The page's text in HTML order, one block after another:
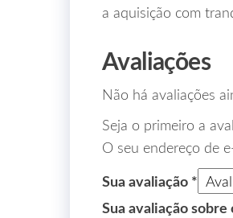
a aquisição com
Avaliações
Não há avaliações
Seja o primeiro a
O seu endereço de
Sua avaliação *
Sua avaliação